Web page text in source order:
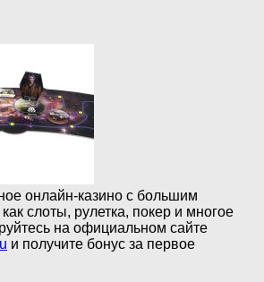
онлайн-казино с большим
слоты, рулетка, покер и многое
на официальном сайте
и получите бонус за первое